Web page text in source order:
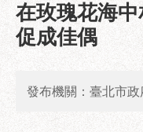
機
關
介
務
在玫瑰花海
促成佳偶
發布機關：臺北市